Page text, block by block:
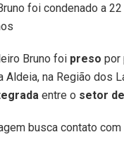
foi condenado a
Bruno foi preso por
Aldeia, na Região dos
entre o setor
busca contato